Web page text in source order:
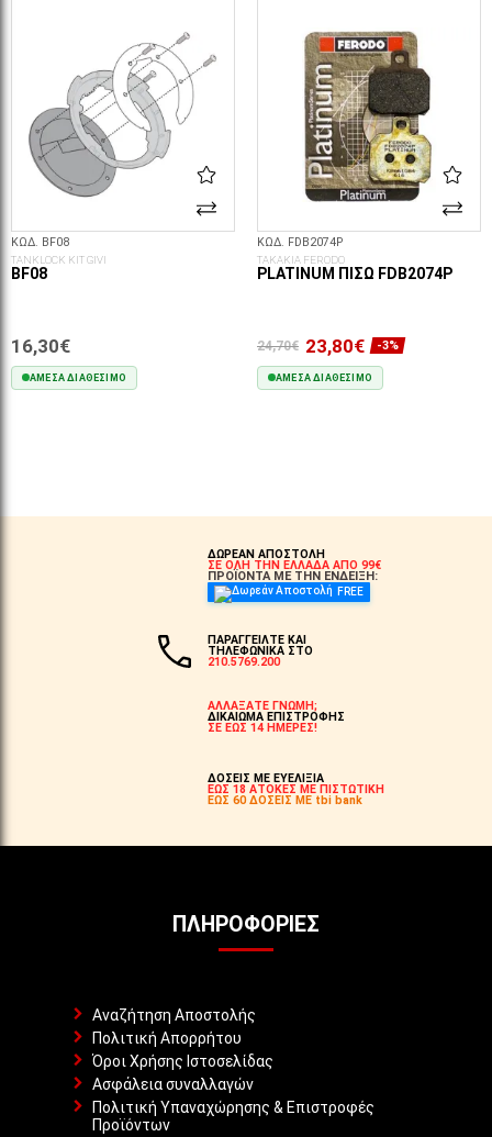
ΚΩΔ. BF08
TANKLOCK KIT GIVI
BF08
16,30€
ΆΜΕΣΑ ΔΙΑΘΈΣΙΜΟ
ΚΩΔ. FDB2074P
ΤΑΚΑΚΙΑ FERODO
PLATINUM ΠΊΣΩ FDB2074P
24,70€ 23,80€ -3%
ΆΜΕΣΑ ΔΙΑΘΈΣΙΜΟ
ΔΩΡΕΑΝ ΑΠΟΣΤΟΛΗ
ΣΕ ΟΛΗ ΤΗΝ ΕΛΛΑΔΑ ΑΠΟ 99€
ΠΡΟΪΟΝΤΑ ΜΕ ΤΗΝ ΕΝΔΕΙΞΗ:
FREE
ΠΑΡΑΓΓΕΙΛΤΕ ΚΑΙ
ΤΗΛΕΦΩΝΙΚΑ ΣΤΟ
210.5769.200
ΑΛΛΑΞΑΤΕ ΓΝΩΜΗ;
ΔΙΚΑΙΩΜΑ ΕΠΙΣΤΡΟΦΗΣ
ΣΕ ΕΩΣ 14 ΗΜΕΡΕΣ!
ΔΟΣΕΙΣ ΜΕ ΕΥΕΛΙΞΙΑ
ΕΩΣ 18 ΑΤΟΚΕΣ ΜΕ ΠΙΣΤΩΤΙΚΗ
ΕΩΣ 60 ΔΟΣΕΙΣ ΜΕ tbi bank
ΠΛΗΡΟΦΟΡΊΕΣ
Αναζήτηση Αποστολής
Πολιτική Απορρήτου
Όροι Χρήσης Ιστοσελίδας
Ασφάλεια συναλλαγών
Πολιτική Υπαναχώρησης & Επιστροφές
Προϊόντων